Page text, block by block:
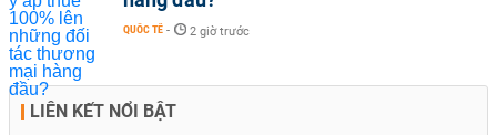
QUỐC TẾ - 2 giờ trước
LIÊN KẾT NỔI BẬT